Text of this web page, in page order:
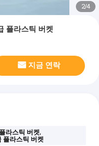
2/4
플라스틱 버켓
지금 연락
라스틱 버켓,
플라스틱 버켓